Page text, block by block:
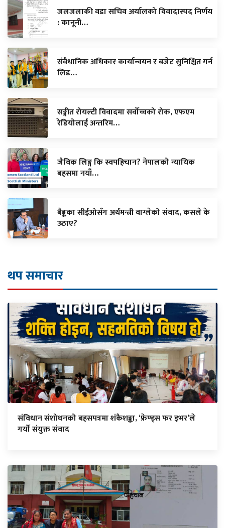
जलजलाकी वडा सचिव अर्यालको विवादास्पद निर्णय
: कानूनी…
संवैधानिक अधिकार कार्यान्वयन र बजेट सुनिश्चित गर्न
लिड…
सङ्गीत रोयल्टी विवादमा सर्वोच्चको रोक, एफएम
रेडियोलाई अन्तरिम…
जैविक लिङ्ग कि स्वपहिचान? नेपालको न्यायिक
बहसमा नयाँ…
बैङ्कका सीईओसँग अर्थमन्त्री वाग्लेको संवाद, कसले के
उठाए?
थप समाचार
संविधान संशोधनको बहसपत्रमा शंकैशङ्का, ‘फ्रेण्ड्स फर इभर’ले
गर्यो संयुक्त संवाद